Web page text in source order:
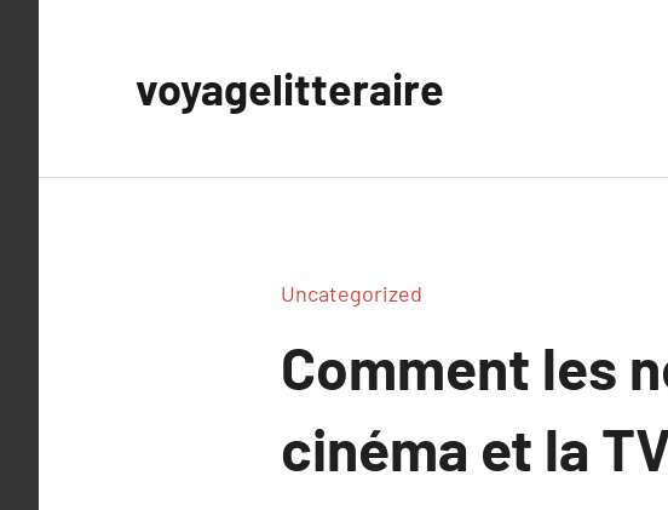
voyagelitteraire
Uncategorized
Comment les
cinéma et la